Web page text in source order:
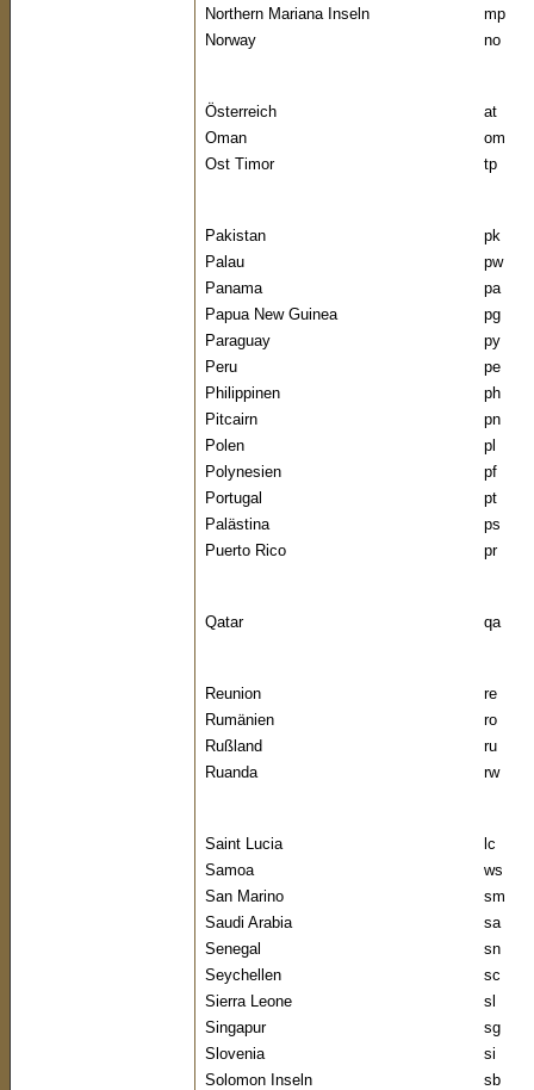
Northern Mariana Inseln
mp
Norway
no
Österreich
at
Oman
om
Ost Timor
tp
Pakistan
pk
Palau
pw
Panama
pa
Papua New Guinea
pg
Paraguay
py
Peru
pe
Philippinen
ph
Pitcairn
pn
Polen
pl
Polynesien
pf
Portugal
pt
Palästina
ps
Puerto Rico
pr
Qatar qa
Reunion
re
Rumänien
ro
Rußland
ru
Ruanda
rw
Saint Lucia
lc
Samoa
ws
San Marino
sm
Saudi Arabia
sa
Senegal
sn
Seychellen
sc
Sierra Leone
sl
Singapur
sg
Slovenia
si
Solomon Inseln
sb